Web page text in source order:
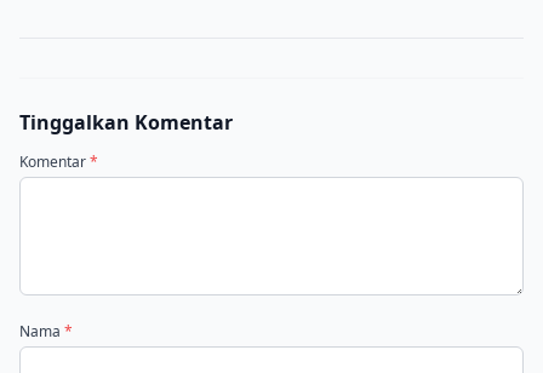
Tinggalkan Komentar
Komentar*
Nama *